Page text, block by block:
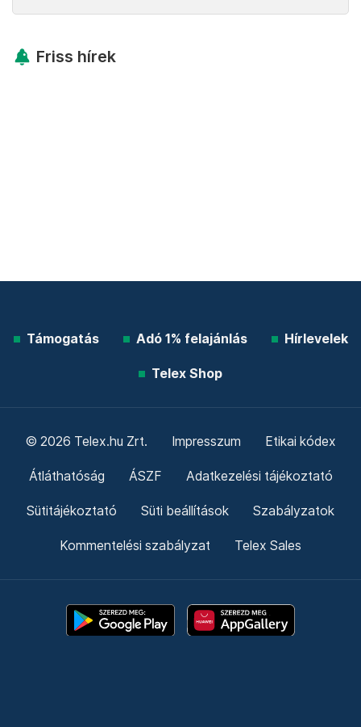
Friss hírek
Támogatás Adó 1% felajánlás Hírlevelek
Telex Shop
© 2026 Telex.hu Zrt. Impresszum Etikai kódex
Átláthatóság ÁSZF Adatkezelési tájékoztató
Sütitájékoztató Süti beállítások Szabályzatok
Kommentelési szabályzat Telex Sales